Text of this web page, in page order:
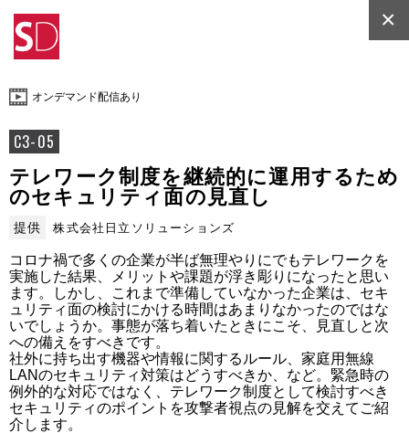
オンデマンド配信あり
C3-05
×
テレワーク制度を継続的に運用するため
のセキュリティ面の見直し
提供 株式会社日立ソリューションズ
コロナ禍で多くの企業が半ば無理やりにでもテレワークを
実施した結果、メリットや課題が浮き彫りになったと思い
ます。しかし、これまで準備していなかった企業は、セキ
ュリティ面の検討にかける時間はあまりなかったのではな
いでしょうか。事態が落ち着いたときにこそ、見直しと次
への備えをすべきです。
社外に持ち出す機器や情報に関するルール、家庭用無線
LANのセキュリティ対策はどうすべきか、など。緊急時の
例外的な対応ではなく、テレワーク制度として検討すべき
セキュリティのポイントを攻撃者視点の見解を交えてご紹
介します。